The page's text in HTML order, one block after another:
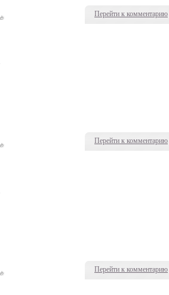
Перейти к комментарию
Перейти к комментарию
Перейти к комментарию